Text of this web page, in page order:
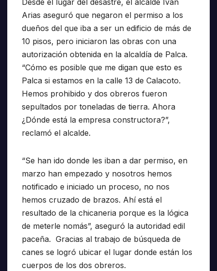
Desde el lugar del desastre, el alcalde Iván
Arias aseguró que negaron el permiso a los
dueños del que iba a ser un edificio de más de
10 pisos, pero iniciaron las obras con una
autorización obtenida en la alcaldía de Palca.
“Cómo es posible que me digan que esto es
Palca si estamos en la calle 13 de Calacoto.
Hemos prohibido y dos obreros fueron
sepultados por toneladas de tierra. Ahora
¿Dónde está la empresa constructora?”,
reclamó el alcalde.
“Se han ido donde les iban a dar permiso, en
marzo han empezado y nosotros hemos
notificado e iniciado un proceso, no nos
hemos cruzado de brazos. Ahí está el
resultado de la chicaneria porque es la lógica
de meterle nomás”, aseguró la autoridad edil
paceña. Gracias al trabajo de búsqueda de
canes se logró ubicar el lugar donde están los
cuerpos de los dos obreros.